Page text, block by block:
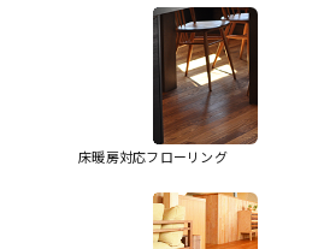
床暖房対応フローリング